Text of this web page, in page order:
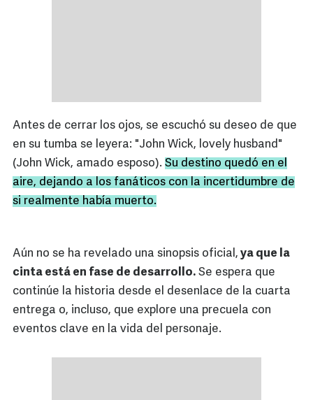
Antes de cerrar los ojos, se escuchó su deseo de que
en su tumba se leyera: "John Wick, lovely husband"
(John Wick, amado esposo). Su destino quedó en el
aire, dejando a los fanáticos con la incertidumbre de
si realmente había muerto.
Aún no se ha revelado una sinopsis oficial, ya que la
cinta está en fase de desarrollo. Se espera que
continúe la historia desde el desenlace de la cuarta
entrega o, incluso, que explore una precuela con
eventos clave en la vida del personaje.